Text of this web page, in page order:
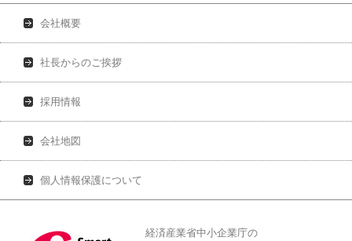
会社概要
社長からのご挨拶
採用情報
会社地図
個人情報保護について
経済産業省中小企業庁の